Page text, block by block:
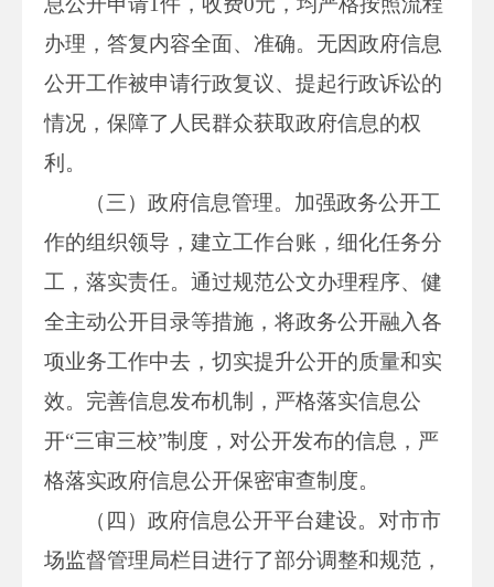
办理，答复内容全面、准确。无因政府信息
公开工作被申请行政复议、提起行政诉讼的
情况，保障了人民群众获取政府信息的权
利。
（三）政府信息管理。加强政务公开工
作的组织领导，建立工作台账，细化任务分
工，落实责任。通过规范公文办理程序、健
全主动公开目录等措施，将政务公开融入各
项业务工作中去，切实提升公开的质量和实
效。完善信息发布机制，严格落实信息公
开“三审三校”制度，对公开发布的信息，严
格落实政府信息公开保密审查制度。
（四）政府信息公开平台建设。对市市
场监督管理局栏目进行了部分调整和规范，